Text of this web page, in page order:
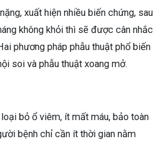
xuất hiện nhiều biến chứng, sau
không khỏi thì sẽ được cân nhắc
phương pháp phẫu thuật phổ biến
soi và phẫu thuật xoang mở.
bỏ ổ viêm, ít mất máu, bảo toàn
bệnh chỉ cần ít thời gian nằm